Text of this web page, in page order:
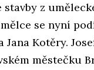
stavby z
se nyní
Kotěry.
městečku